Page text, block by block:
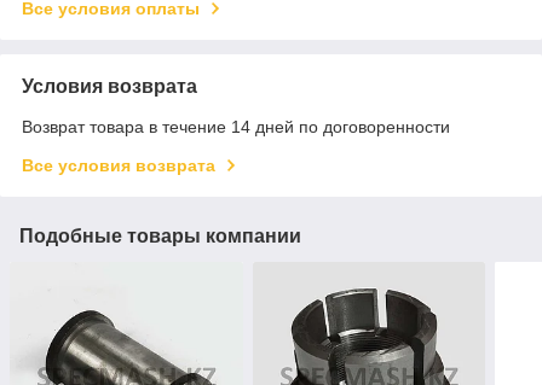
Все условия оплаты
Условия возврата
Возврат товара в течение 14 дней по договоренности
Все условия возврата
Подобные товары компании